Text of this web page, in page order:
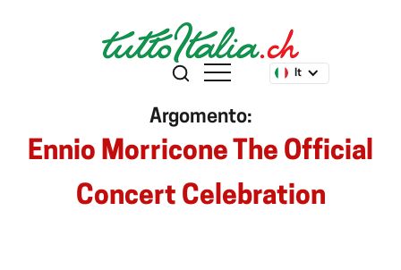
It
Argomento:
Ennio Morricone The Official
Concert Celebration